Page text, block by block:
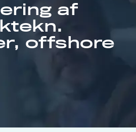
af
offshore